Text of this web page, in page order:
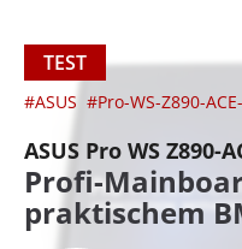
TEST
#ASUS #Pro-WS-Z890-
ASUS Pro WS Z890-
Profi-
praktischem